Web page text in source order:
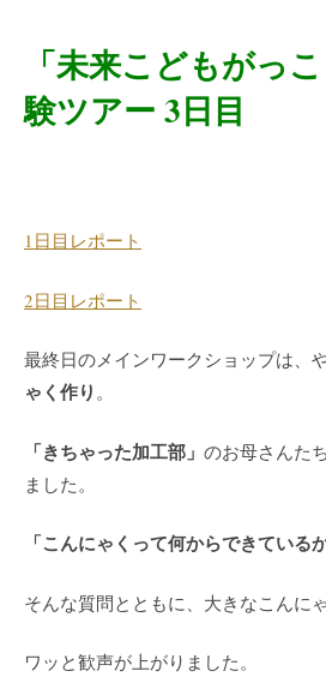
「未来こどもがっ
験ツアー 3日目
1日目レポート
2日目レポート
最終日のメインワークショップは、
ゃく作り 。
「きちゃった加工部」 のお母さんた
ました。
「こんにゃくって何からできている
そんな質問とともに、大きなこんに
ワッと歓声が上がりました。